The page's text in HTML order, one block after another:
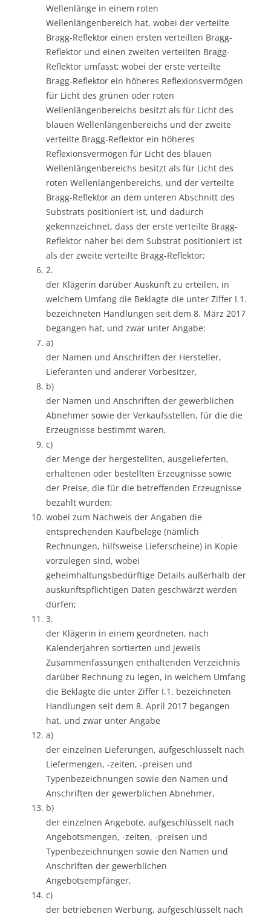
Wellenlänge in einem roten
Wellenlängenbereich hat, wobei der verteilte
Bragg-Reflektor einen ersten verteilten Bragg-
Reflektor und einen zweiten verteilten Bragg-
Reflektor umfasst; wobei der erste verteilte
Bragg-Reflektor ein höheres Reflexionsvermögen
für Licht des grünen oder roten
Wellenlängenbereichs besitzt als für Licht des
blauen Wellenlängenbereichs und der zweite
verteilte Bragg-Reflektor ein höheres
Reflexionsvermögen für Licht des blauen
Wellenlängenbereichs besitzt als für Licht des
roten Wellenlängenbereichs, und der verteilte
Bragg-Reflektor an dem unteren Abschnitt des
Substrats positioniert ist, und dadurch
gekennzeichnet, dass der erste verteilte Bragg-
Reflektor näher bei dem Substrat positioniert ist
als der zweite verteilte Bragg-Reflektor;
2.
der Klägerin darüber Auskunft zu erteilen, in
welchem Umfang die Beklagte die unter Ziffer I.1.
bezeichneten Handlungen seit dem 8. März 2017
begangen hat, und zwar unter Angabe:
a)
der Namen und Anschriften der Hersteller,
Lieferanten und anderer Vorbesitzer,
b)
der Namen und Anschriften der gewerblichen
Abnehmer sowie der Verkaufsstellen, für die die
Erzeugnisse bestimmt waren,
c)
der Menge der hergestellten, ausgelieferten,
erhaltenen oder bestellten Erzeugnisse sowie
der Preise, die für die betreffenden Erzeugnisse
bezahlt wurden;
wobei zum Nachweis der Angaben die
entsprechenden Kaufbelege (nämlich
Rechnungen, hilfsweise Lieferscheine) in Kopie
vorzulegen sind, wobei
geheimhaltungsbedürftige Details außerhalb der
auskunftspflichtigen Daten geschwärzt werden
dürfen;
3.
der Klägerin in einem geordneten, nach
Kalenderjahren sortierten und jeweils
Zusammenfassungen enthaltenden Verzeichnis
darüber Rechnung zu legen, in welchem Umfang
die Beklagte die unter Ziffer I.1. bezeichneten
Handlungen seit dem 8. April 2017 begangen
hat, und zwar unter Angabe
a)
der einzelnen Lieferungen, aufgeschlüsselt nach
Liefermengen, -zeiten, -preisen und
Typenbezeichnungen sowie den Namen und
Anschriften der gewerblichen Abnehmer,
b)
der einzelnen Angebote, aufgeschlüsselt nach
Angebotsmengen, -zeiten, -preisen und
Typenbezeichnungen sowie den Namen und
Anschriften der gewerblichen
Angebotsempfänger,
c)
der betriebenen Werbung, aufgeschlüsselt nach